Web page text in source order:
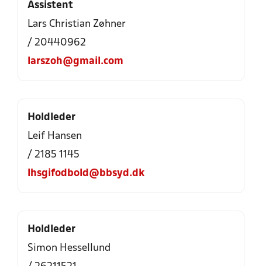
Assistent
Lars Christian Zøhner
/ 20440962
larszoh@gmail.com
Holdleder
Leif Hansen
/ 2185 1145
lhsgifodbold@bbsyd.dk
Holdleder
Simon Hessellund